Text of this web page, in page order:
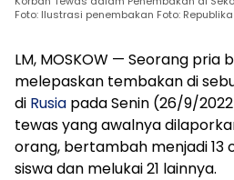
Foto: Ilustrasi penembakan Foto: Republika
LM, MOSKOW — Seorang pria
melepaskan tembakan di
di Rusia pada Senin (26/9/
tewas yang awalnya
orang, bertambah menjadi 13
siswa dan melukai 21 lainnya.